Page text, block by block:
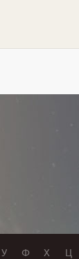
У Ф Х Ц